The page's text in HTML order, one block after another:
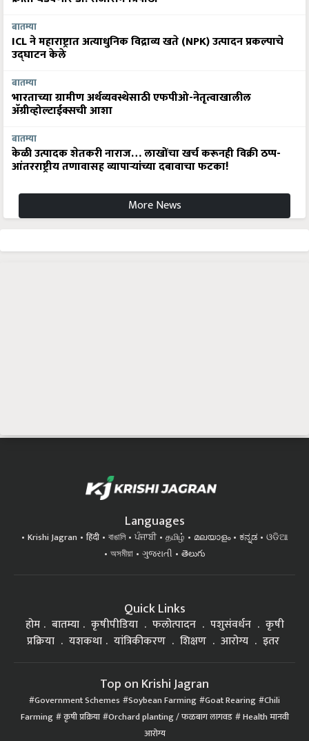
बातम्या
ICL ने महाराष्ट्रात अत्याधुनिक विद्राव्य खते (NPK) उत्पादन प्रकल्पाचे
उद्घाटन केले
बातम्या
भारताच्या ग्रामीण अर्थव्यवस्थेसाठी एफपीओ-नेतृत्वाखालील
अ‍ॅग्रीव्होल्टाईक्सची आशा
बातम्या
केळी उत्पादक शेतकरी नाराज… लाखोंचा खर्च करूनही विक्री ठप्प-
आंतरराष्ट्रीय तणावासह व्यापाऱ्यांच्या दबावाचा फटका!
More News
Languages
Krishi Jagran हिंदी বাঙালি ਪੰਜਾਬੀ தமிழ் മലയാളം ಕನ್ನಡ
ଓଡିଆ
অসমীয়া
ગુજરાતી తెలుగు
Quick Links
होम बातम्या कृषीपीडिया फलोत्पादन पशुसंवर्धन
कृषी
प्रक्रिया
यशकथा यांत्रिकीकरण शिक्षण आरोग्य इतर
Top on Krishi Jagran
Government Schemes Soybean Farming Goat Rearing Chili
Farming कृषी प्रक्रिया Orchard planting / फळबाग लागवड Health मानवी
आरोग्य